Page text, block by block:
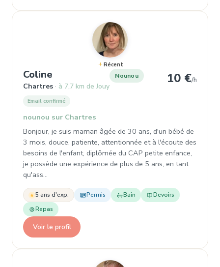
Récent
Coline , Nounou à Chartres
Chartres à 7,7 km de Jouy
Nounou 10 €/h
Email confirmé
nounou sur Chartres
Bonjour, je suis maman âgée de 30 ans, d'un bébé de
3 mois, douce, patiente, attentionnée et à l'écoute des
besoins de l'enfant, diplômée du CAP petite enfance,
je possède une expérience de plus de 5 ans, en tant
qu'ass…
5 ans d'exp. Permis Bain
Devoirs
Repas
Voir le profil